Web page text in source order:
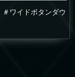
ワイドボタンダウ